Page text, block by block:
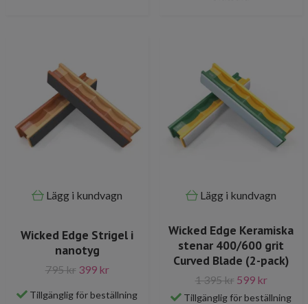
Lägg i kundvagn
Wicked Edge Strigel i
nanotyg
795 kr 399 kr
Tillgänglig för beställning
Lägg i kundvagn
Wicked Edge Keramiska
stenar 400/600 grit
Curved Blade (2-pack)
1 395 kr 599 kr
Tillgänglig för beställning